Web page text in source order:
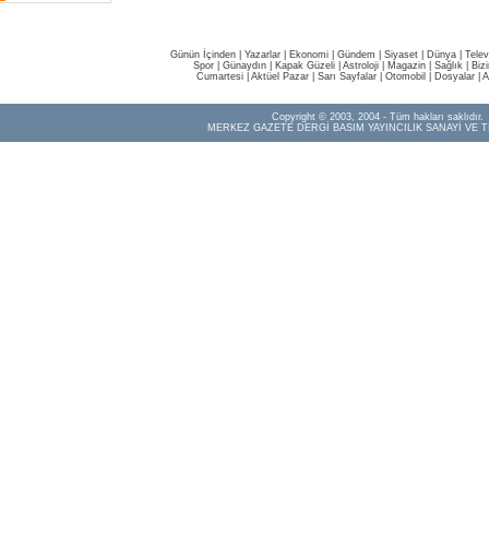
Günün İçinden Yazarlar Ekonomi Gündem Siyaset Dünya |
Spor
Günaydın Kapak Güzeli Astroloji Magazin Sağlık
Cumartesi| Aktüel Pazar| Sarı Sayfalar| Otomobil Dosyalar|
Copyright © 2003, 2004 - Tüm hakları saklıdır.
MERKEZ GAZETE DERGİ BASIM YAYINCILIK SANAYİ VE